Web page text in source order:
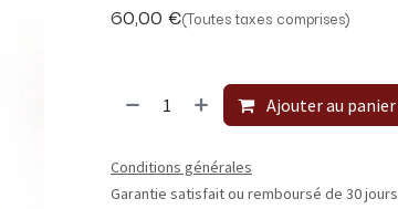
60,00 €(Toutes taxes comprises)
Ajouter au panier
Conditions générales
Garantie satisfait ou remboursé de 30 jours